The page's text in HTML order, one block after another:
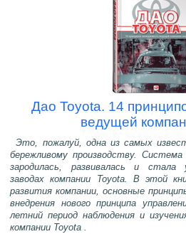
Дао Toyota. 14
ведущей
Это, пожалуй, одна из самых
бережливому производству. Система
зародилась, развивалась и
заводах компании Toyota. В этой
развития компании, основные
внедрения нового принципа
летний период наблюдения и
компании Toyota .